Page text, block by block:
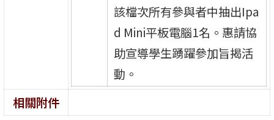
該檔次所有參與者中抽出Ipa
d Mini平板電腦1名。惠請協
助宣導學生踴躍參加旨揭活
動。
相關附件